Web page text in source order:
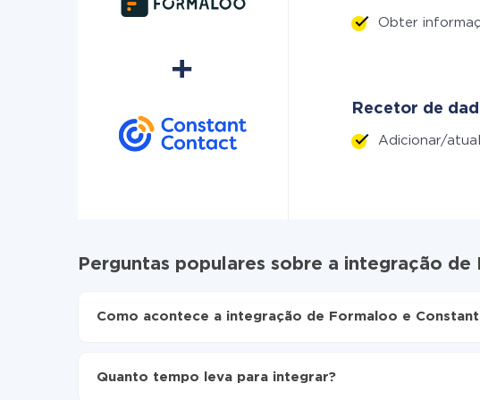
Obter
Recetor de
Adicionar/
Perguntas populares sobre a integração
Como acontece a integração de Formaloo e
Ative a atualização automática
Quanto tempo leva para integrar?